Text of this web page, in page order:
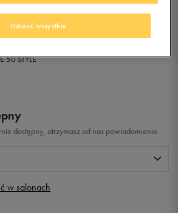
50 STYLE
dostępny, otrzymasz od nas powiadomienie.
w salonach
Odrzuć wszystkie